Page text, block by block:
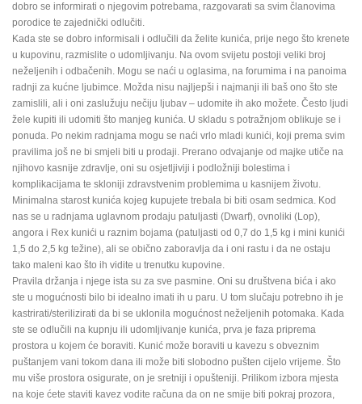
dobro se informirati o njegovim potrebama, razgovarati sa svim članovima
porodice te zajednički odlučiti.
Kada ste se dobro informisali i odlučili da želite kunića, prije nego što krenete
u kupovinu, razmislite o udomljivanju. Na ovom svijetu postoji veliki broj
neželjenih i odbačenih. Mogu se naći u oglasima, na forumima i na panoima
radnji za kućne ljubimce. Možda nisu najljepši i najmanji ili baš ono što ste
zamislili, ali i oni zaslužuju nečiju ljubav – udomite ih ako možete. Često ljudi
žele kupiti ili udomiti što manjeg kunića. U skladu s potražnjom oblikuje se i
ponuda. Po nekim radnjama mogu se naći vrlo mladi kunići, koji prema svim
pravilima još ne bi smjeli biti u prodaji. Prerano odvajanje od majke utiče na
njihovo kasnije zdravlje, oni su osjetljiviji i podložniji bolestima i
komplikacijama te skloniji zdravstvenim problemima u kasnijem životu.
Minimalna starost kunića kojeg kupujete trebala bi biti osam sedmica. Kod
nas se u radnjama uglavnom prodaju patuljasti (Dwarf), ovnoliki (Lop),
angora i Rex kunići u raznim bojama (patuljasti od 0,7 do 1,5 kg i mini kunići
1,5 do 2,5 kg težine), ali se obično zaboravlja da i oni rastu i da ne ostaju
tako maleni kao što ih vidite u trenutku kupovine.
Pravila držanja i njege ista su za sve pasmine. Oni su društvena bića i ako
ste u mogućnosti bilo bi idealno imati ih u paru. U tom slučaju potrebno ih je
kastrirati/sterilizirati da bi se uklonila mogućnost neželjenih potomaka. Kada
ste se odlučili na kupnju ili udomljivanje kunića, prva je faza priprema
prostora u kojem će boraviti. Kunić može boraviti u kavezu s obveznim
puštanjem vani tokom dana ili može biti slobodno pušten cijelo vrijeme. Što
mu više prostora osigurate, on je sretniji i opušteniji. Prilikom izbora mjesta
na koje ćete staviti kavez vodite računa da on ne smije biti pokraj prozora,